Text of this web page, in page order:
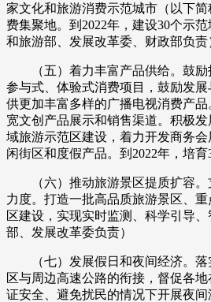
家文化和旅游消费示范城市（以下
费集聚地。到2022年，建设30个示
和旅游部、发展改革委、财政部负责
（五）着力丰富产品供给。鼓励
参与式、体验式消费项目，鼓励发
供更加丰富多样的广播电视消费产
宽文创产品展示和销售渠道。积极
域旅游示范区建设，着力开发商务
闲街区和度假产品。到2022年，培
（六）推动旅游景区提质扩容。
力度。打造一批高品质旅游景区、
区建设，实现实时监测、科学引导
部、发展改革委负责）
（七）发展假日和夜间经济。落
区与周边高速公路的衔接，督促各
证安全、避免扰民的情况下开展夜